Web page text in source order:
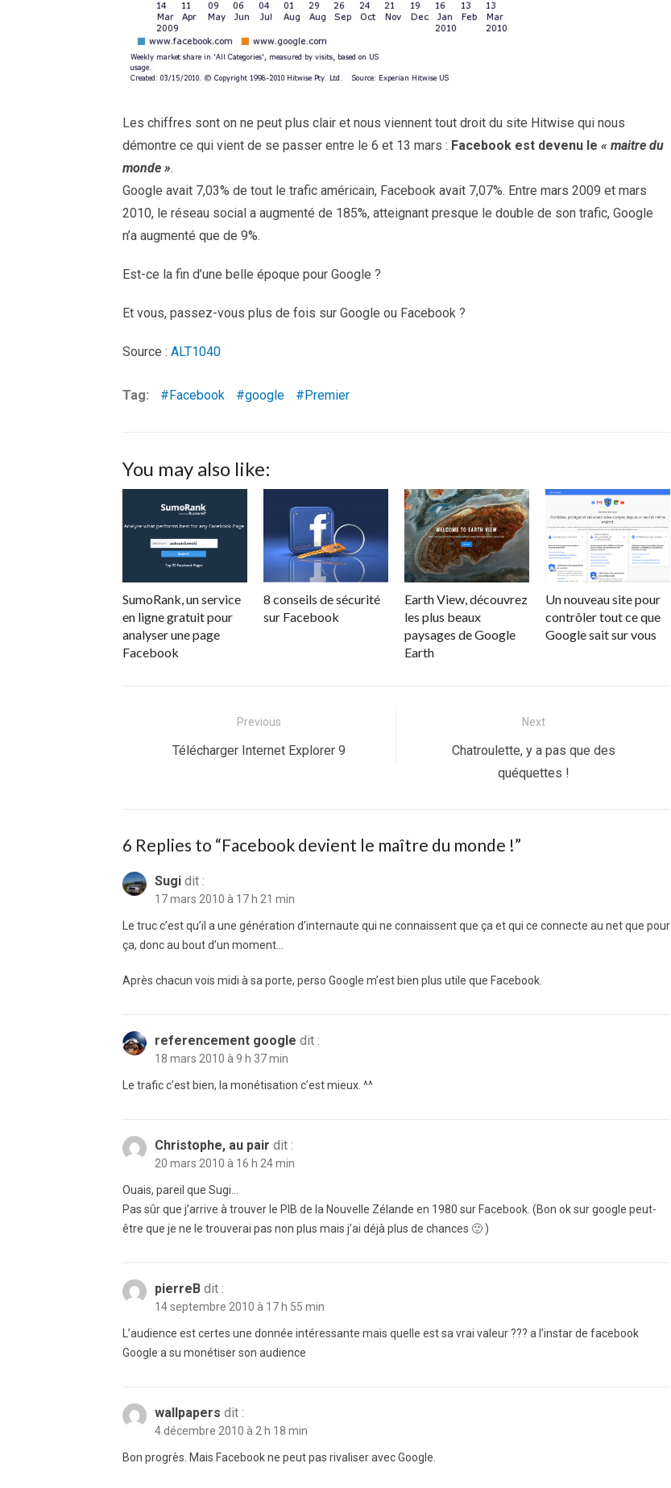
Les chiffres sont on ne peut plus clair et nous viennent tout droit du site Hitwise qui nous
démontre ce qui vient de se passer entre le 6 et 13 mars : Facebook est devenu le « maitre du
monde ».
Google avait 7,03% de tout le trafic américain, Facebook avait 7,07%. Entre mars 2009 et mars
2010, le réseau social a augmenté de 185%, atteignant presque le double de son trafic, Google
n’a augmenté que de 9%.
Est-ce la fin d’une belle époque pour Google ?
Et vous, passez-vous plus de fois sur Google ou Facebook ?
Source : ALT1040
Tag: Facebook google Premier
You may also like:
SumoRank, un service
en ligne gratuit pour
analyser une page
Facebook
8 conseils de sécurité
sur Facebook
Earth View, découvrez
les plus beaux
paysages de Google
Earth
Un nouveau site pour
contrôler tout ce que
Google sait sur vous
Previous
Previous
Télécharger Internet Explorer 9
Next
NextChatroulette, y a pas que des
quéquettes !
6 Replies to “Facebook devient le maître du monde !”
Sugi dit :
17 mars 2010 à 17 h 21 min
Le truc c’est qu’il a une génération d’internaute qui ne connaissent que ça et qui ce connecte au net que pour
ça, donc au bout d’un moment…
Après chacun vois midi à sa porte, perso Google m’est bien plus utile que Facebook.
referencement google dit :
18 mars 2010 à 9 h 37 min
Le trafic c’est bien, la monétisation c’est mieux. ^^
Christophe, au pair dit :
20 mars 2010 à 16 h 24 min
Ouais, pareil que Sugi…
Pas sûr que j’arrive à trouver le PIB de la Nouvelle Zélande en 1980 sur Facebook. (Bon ok sur google peut-
être que je ne le trouverai pas non plus mais j’ai déjà plus de chances 🙂 )
pierreB dit :
14 septembre 2010 à 17 h 55 min
L’audience est certes une donnée intéressante mais quelle est sa vrai valeur ??? a l’instar de facebook
Google a su monétiser son audience
wallpapers dit :
4 décembre 2010 à 2 h 18 min
Bon progrès. Mais Facebook ne peut pas rivaliser avec Google.